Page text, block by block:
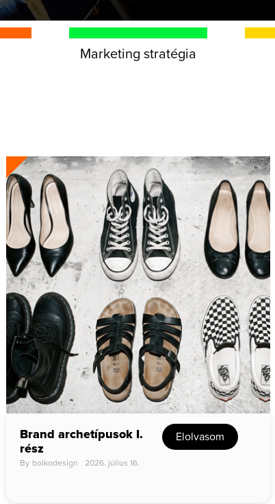
Marketing stratégia
Brand archetípusok I.
rész
By bolkodesign 2026. július 16.
Elolvasom